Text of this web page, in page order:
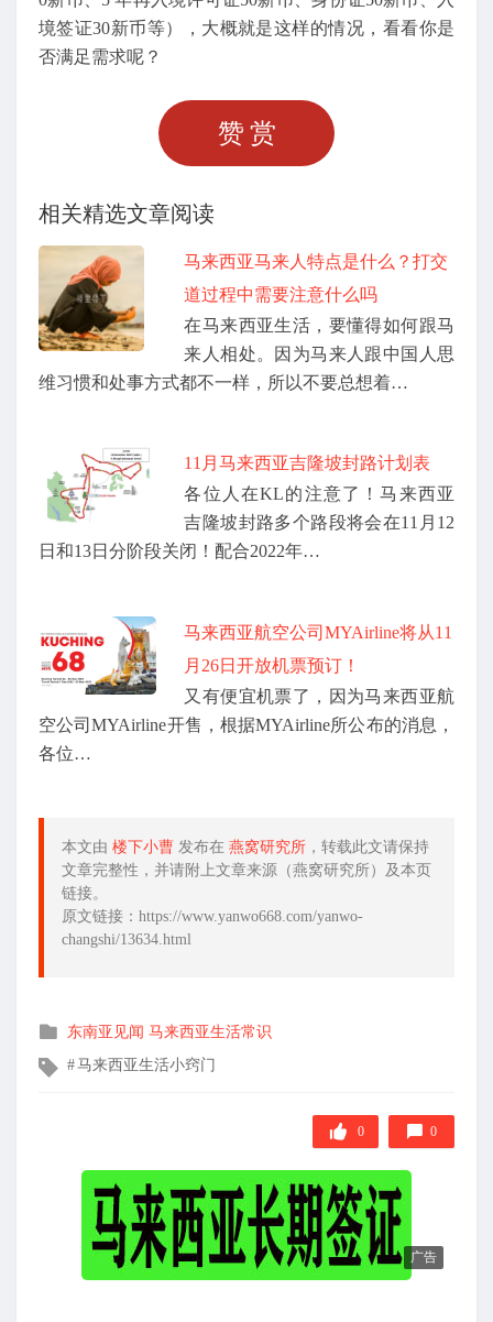
境签证30新币等），大概就是这样的情况，看看你是
否满足需求呢？
赞赏
相关精选文章阅读
马来西亚马来人特点是什么？打交
道过程中需要注意什么吗
在马来西亚生活，要懂得如何跟马
来人相处。因为马来人跟中国人思
维习惯和处事方式都不一样，所以不要总想着…
11月马来西亚吉隆坡封路计划表
各位人在KL的注意了！马来西亚
吉隆坡封路多个路段将会在11月12
日和13日分阶段关闭！配合2022年…
马来西亚航空公司MYAirline将从11
月26日开放机票预订！
又有便宜机票了，因为马来西亚航
空公司MYAirline开售，根据MYAirline所公布的消息，
各位…
本文由 楼下小曹 发布在 燕窝研究所 ，转载此文请保持
文章完整性，并请附上文章来源（燕窝研究所）及本页
链接。
原文链接：https://www.yanwo668.com/yanwo-
changshi/13634.html
发
在
东南亚见闻 马来西亚生活常识
文马来西亚生活小窍门
0 0
广告